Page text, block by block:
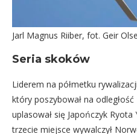
Jarl Magnus Riiber, fot. Geir
Seria skoków
Liderem na półmetku
który poszybował na
uplasował się Japończyk
trzecie miejsce wywalczył